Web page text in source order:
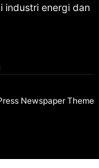
industri energi dan
Newspaper Theme